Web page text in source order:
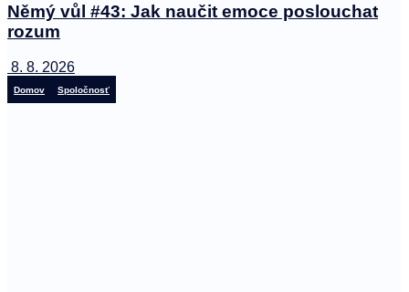
Němý vůl #43: Jak naučit emoce poslouchat
rozum
8. 8. 2026
Domov Spoločnosť